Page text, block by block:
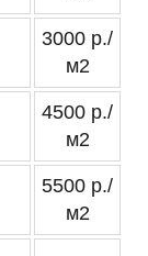
3000 р./
м2
4500 р./
м2
5500 р./
м2